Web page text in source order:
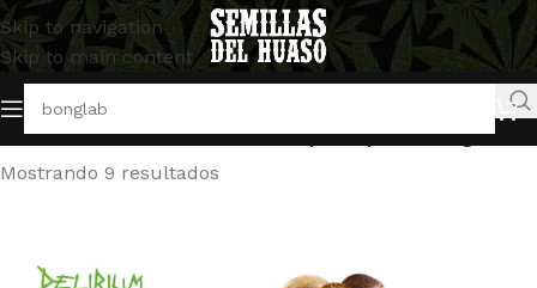
Skip to navigation
Skip to main content
Inicio/tienda/Resultados de búsqueda para “bonglab”
Mostrando 9 resultados